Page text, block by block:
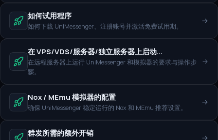
如何试用程序
如何下载 UniMessenger、注册账号并激活免费试用期。
在 VPS/VDS/服务器/独立服务器上启动...
在远程服务器上运行 UniMessenger 和模拟器的要求与操作步
骤。
Nox / MEmu 模拟器的配置
确保 UniMessenger 稳定运行的 Nox 和 MEmu 推荐设置。
群发所需的额外开销